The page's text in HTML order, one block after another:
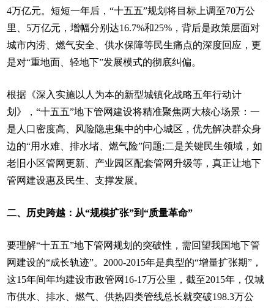
4万亿元。短短一年后，“十五五”规划将目标上调至70万公
里、5万亿元，增幅分别达16.7%和25%，背后是政策层面对
城市内涝、燃气安全、供水保障等民生痛点的深度回应，更
是对“重地面、轻地下”发展模式的彻底纠偏。
根据《深入实施以人为本的新型城镇化战略五年行动计
划》，“十五五”地下管网建设将精准聚焦两大核心场景：一
是人口密度高、风险隐患集中的中心城区，优先解决群众身
边的“用水难、排水堵、燃气险”问题;二是关键民生领域，如
老旧小区管网更新、产业园区配套管网升级等，真正让地下
管网建设惠及民生、支撑发展。
二、历史跨越：从“规模扩张”到“质量革命”
要理解“十五五”地下管网规划的突破性，需回望我国地下管
网建设的“成长轨迹”。2000-2015年是典型的“增量扩张期”，
这15年间年均建设市政管网16-17万公里，截至2015年，仅城
市供水、排水、燃气、供热四类管线总长就突破198.3万公